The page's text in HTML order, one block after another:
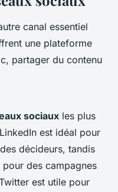
canal essentiel
une plateforme
partager du contenu
sociaux les plus
est idéal pour
décideurs, tandis
des campagnes
est utile pour